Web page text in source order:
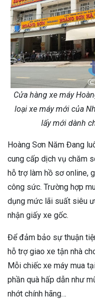
Cửa hàng xe máy
loại xe máy mới của
lấy mới dành
Hoàng Sơn Năm Đang
cung cấp dịch vụ chăm
hỗ trợ làm hồ sơ online,
công sức. Trường hợp
dụng mức lãi suất siêu
nhận giấy xe gốc.
Để đảm bảo sự thuận
hỗ trợ giao xe tận nhà
Mỗi chiếc xe máy mua
phần quà hấp dẫn như
nhớt chính hãng…